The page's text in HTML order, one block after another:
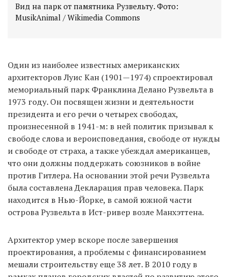
Вид на парк от памятника Рузвельту. Фото:
MusikAnimal / Wikimedia Commons
Один из наиболее известных американских
архитекторов Луис Кан (1901—1974) спроектировал
мемориальный парк Франклина Делано Рузвельта в
1973 году. Он посвящен жизни и деятельности
президента и его речи о четырех свободах,
произнесенной в 1941-м: в ней политик призывал к
свободе слова и вероисповедания, свободе от нужды
и свободе от страха, а также убеждал американцев,
что они должны поддержать союзников в войне
против Гитлера. На основании этой речи Рузвельта
была составлена Декларация прав человека. Парк
находится в Нью-Йорке, в самой южной части
острова Рузвельта в Ист-ривер возле Манхэттена.
Архитектор умер вскоре после завершения
проектирования, а проблемы с финансированием
мешали строительству еще 38 лет. В 2010 году в